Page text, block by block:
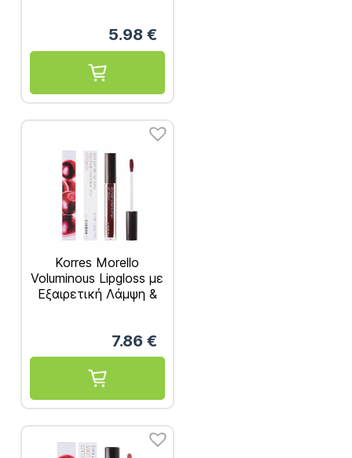
5.98 €
Korres Morello
Voluminous Lipgloss με
Εξαιρετική Λάμψη &
7.86 €